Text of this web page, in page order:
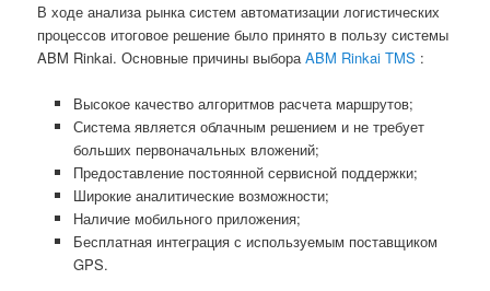
В ходе анализа рынка систем автоматизации логистических
процессов итоговое решение было принято в пользу системы
ABM Rinkai. Основные причины выбораABM Rinkai TMS :
Высокое качество алгоритмов расчета маршрутов;
Система является облачным решением и не требует
больших первоначальных вложений;
Предоставление постоянной сервисной поддержки;
Широкие аналитические возможности;
Наличие мобильного приложения;
Бесплатная интеграция с используемым поставщиком
GPS.